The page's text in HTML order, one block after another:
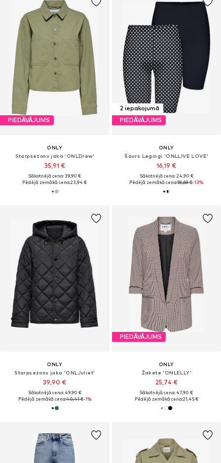
PIEDĀVĀJUMS
ONLY
Starpsezonu jaka 'ONLDrew'
35,91 €
Sākotnējā cena: 39,90 €
Pēdējā zemākā cena:23,94 €
2 iepakojumā
PIEDĀVĀJUMS
ONLY
Šaurs Legingi 'ONLLIVE LOVE'
16,19 €
Sākotnējā cena: 24,90 €
Pēdējā zemākā cena:18,68 €-13%
ONLY
Starpsezonu jaka 'ONLJuliet'
39,90 €
Sākotnējā cena: 49,90 €
Pēdējā zemākā cena:40,41 €-1%
PIEDĀVĀJUMS
ONLY
Žakete 'ONLELLY'
25,74 €
Sākotnējā cena: 47,90 €
Pēdējā zemākā cena:21,45 €